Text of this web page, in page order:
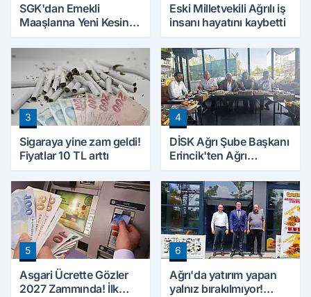
SGK'dan Emekli
Maaşlarına Yeni Kesinti
Borçları Aylıklardan
Tahsil Edilecek
Eski Milletvekili Ağrılı iş
insanı hayatını kaybetti
3
Sigaraya yine zam geldi!
Fiyatlar 10 TL arttı
4
DİSK Ağrı Şube Başkanı
Erincik'ten Ağrı
5
Asgari Ücrette Gözler
2027 Zammında! İlk
6
Ağrı'da yatırım yapan
yalnız bırakılmıyor!